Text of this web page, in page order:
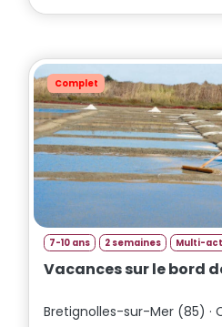
Complet
7-10 ans 2 semaines Multi-
Vacances sur le bord
Bretignolles-sur-Mer (85) ·